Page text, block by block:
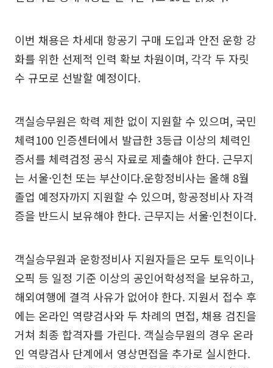
이번 채용은 차세대 항공기 구매 도입과 안전 운항 강
화를 위한 선제적 인력 확보 차원이며, 각각 두 자릿
수 규모로 선발할 예정이다.
객실승무원은 학력 제한 없이 지원할 수 있으며, 국민
체력100 인증센터에서 발급한 3등급 이상의 체력인
증서를 체력검정 공식 자료로 제출해야 한다. 근무지
는 서울·인천 또는 부산이다.운항정비사는 올해 8월
졸업 예정자까지 지원할 수 있으며, 항공정비사 자격
증을 반드시 보유해야 한다. 근무지는 서울·인천이다.
객실승무원과 운항정비사 지원자들은 모두 토익이나
오픽 등 일정 기준 이상의 공인어학성적을 보유하고,
해외여행에 결격 사유가 없어야 한다. 지원서 접수 후
에는 온라인 역량검사와 두 차례의 면접, 채용 검진을
거쳐 최종 합격자를 가린다. 객실승무원의 경우 온라
인 역량검사 단계에서 영상면접을 추가로 실시한다.